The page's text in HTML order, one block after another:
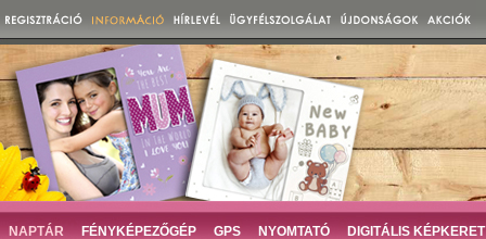
NAPTÁR FÉNYKÉPEZŐGÉP GPS NYOMTATÓ DIGITÁLIS KÉPKERET